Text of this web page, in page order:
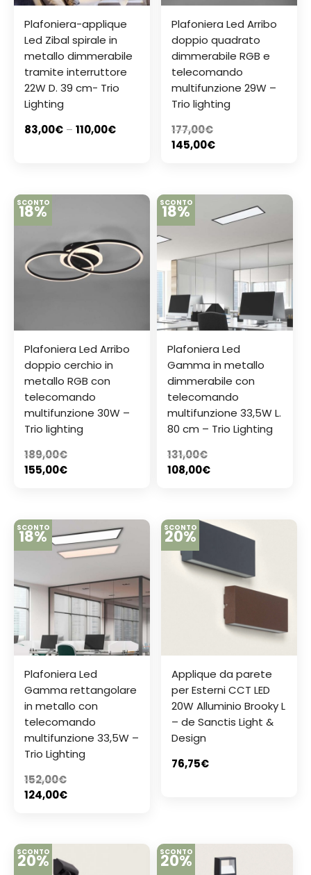
Plafoniera-applique
Led Zibal spirale in
metallo dimmerabile
tramite interruttore
22W D. 39 cm- Trio
Lighting
83,00€ – 110,00€
Plafoniera Led Arribo
doppio quadrato
dimmerabile RGB e
telecomando
multifunzione 29W –
Trio lighting
177,00€
145,00€
SCONTO
18%
Plafoniera Led Arribo
doppio cerchio in
metallo RGB con
telecomando
multifunzione 30W –
Trio lighting
189,00€
155,00€
SCONTO
18%
Plafoniera Led
Gamma in metallo
dimmerabile con
telecomando
multifunzione 33,5W L.
80 cm – Trio Lighting
131,00€
108,00€
SCONTO
18%
Plafoniera Led
Gamma rettangolare
in metallo con
telecomando
multifunzione 33,5W –
Trio Lighting
152,00€
124,00€
SCONTO
20%
Applique da parete
per Esterni CCT LED
20W Alluminio Brooky L
– de Sanctis Light &
Design
76,75€
SCONTO
20% SCONTO
20%